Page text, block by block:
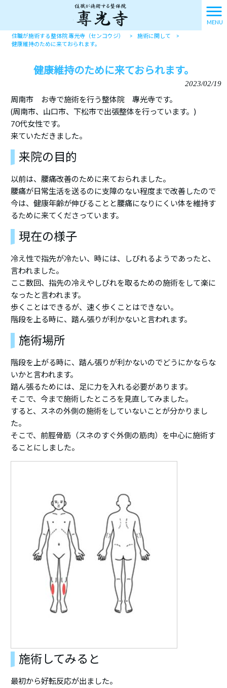
MENU
住職が施術する整体院 專光寺（センコウジ） > 施術に関して
>
健康維持のために来ておられます。
健康維持のために来ておられます。
2023/02/19
周南市 お寺で施術を行う整体院 專光寺です。
(周南市、山口市、下松市で出張整体を行っています。)
70代女性です。
来ていただきました。
来院の目的
以前は、腰痛改善のために来ておられました。
腰痛が日常生活を送るのに支障のない程度まで改善したので
今は、健康年齢が伸びることと腰痛になりにくい体を維持す
るために来てくださっています。
現在の様子
冷え性で指先が冷たい、時には、しびれるようであったと、
言われました。
ここ数回、指先の冷えやしびれを取るための施術をして楽に
なったと言われます。
歩くことはできるが、速く歩くことはできない。
階段を上る時に、踏ん張りが利かないと言われます。
施術場所
階段を上がる時に、踏ん張りが利かないのでどうにかならな
いかと言われます。
踏ん張るためには、足に力を入れる必要があります。
そこで、今まで施術したところを見直してみました。
すると、スネの外側の施術をしていないことが分かりまし
た。
そこで、前脛骨筋（スネのすぐ外側の筋肉）を中心に施術す
ることにしました。
施術してみると
最初から好転反応が出ました。